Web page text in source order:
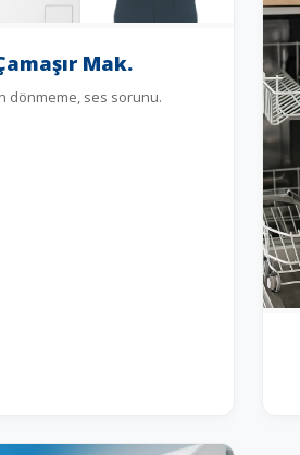
Mak.
dönmeme, ses sorunu.